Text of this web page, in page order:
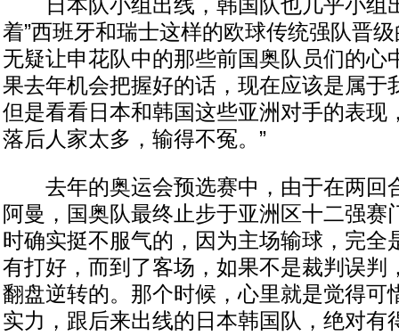
日本队小组出线，韩国队也几乎小组
着”西班牙和瑞士这样的欧球传统强队晋
无疑让申花队中的那些前国奥队员们的心
果去年机会把握好的话，现在应该是属于
但是看看日本和韩国这些亚洲对手的表现
落后人家太多，输得不冤。”
去年的奥运会预选赛中，由于在两回
阿曼，国奥队最终止步于亚洲区十二强赛
时确实挺不服气的，因为主场输球，完全
有打好，而到了客场，如果不是裁判误判
翻盘逆转的。那个时候，心里就是觉得可
实力，跟后来出线的日本韩国队，绝对有